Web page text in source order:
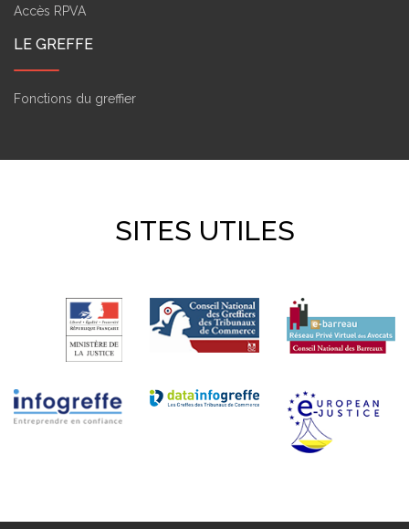
Accès RPVA
LE GREFFE
Fonctions du greffier
SITES UTILES